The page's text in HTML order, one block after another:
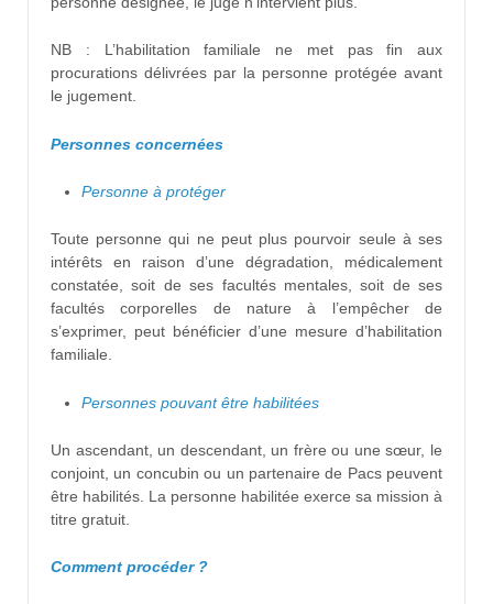
NB : L’habilitation familiale ne met pas fin aux
procurations délivrées par la personne protégée avant
le jugement.
Personnes concernées
Personne à protéger
Toute personne qui ne peut plus pourvoir seule à ses
intérêts en raison d’une dégradation, médicalement
constatée, soit de ses facultés mentales, soit de ses
facultés corporelles de nature à l’empêcher de
s’exprimer, peut bénéficier d’une mesure d’habilitation
familiale.
Personnes pouvant être habilitées
Un ascendant, un descendant, un frère ou une sœur, le
conjoint, un concubin ou un partenaire de Pacs peuvent
être habilités. La personne habilitée exerce sa mission à
titre gratuit.
Comment procéder ?